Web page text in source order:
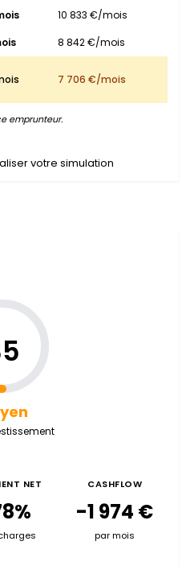
10 833 €/mois
8 842 €/mois
7 706 €/mois
emprunteur.
votre simulation
NET CASHFLOW
-1 974 €
par mois